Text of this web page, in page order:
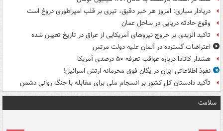
دریادار سیاری: امروز هر خبر دقیق، تیری بر قلب امپراطوری دروغ است
وقوع حادثه دریایی در ساحل عمان
تاکید الزیدی بر خروج نیروهای آمریکایی از عراق در تاریخ تعیین شده
اعتراضات گسترده در آلمان علیه دولت مرتس
هشدار کانادا درباره عواقب تعرفه ۵۰ درصدی آمریکا
نفوذ اطلاعاتی ایران در یگان فوق محرمانه ارتش اسرائیل!
تأکید دادستان کل کشور بر انسجام ملی برای مقابله با جنگ روانی دشمن
سلامت